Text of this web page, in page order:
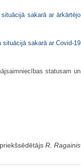
sakarā ar ārkārtējo
sakarā ar Covid-19
statusam un
R. Ragainis